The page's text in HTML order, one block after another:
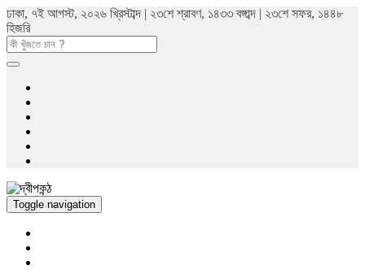
ঢাকা, ৭ই আগস্ট, ২০২৬ খ্রিস্টাব্দ | ২৩শে শ্রাবণ, ১৪৩৩ বঙ্গাব্দ | ২৩শে সফর, ১৪৪৮
হিজরি
Toggle navigation